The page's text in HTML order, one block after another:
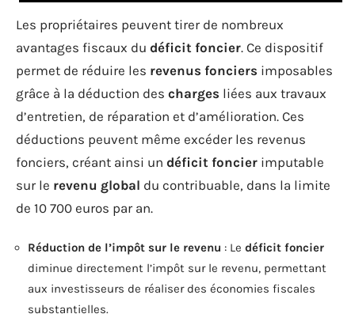
Les propriétaires peuvent tirer de nombreux
avantages fiscaux du déficit foncier. Ce dispositif
permet de réduire les revenus fonciers imposables
grâce à la déduction des charges liées aux travaux
d’entretien, de réparation et d’amélioration. Ces
déductions peuvent même excéder les revenus
fonciers, créant ainsi un déficit foncier imputable
sur le revenu global du contribuable, dans la limite
de 10 700 euros par an.
Réduction de l’impôt sur le revenu : Le déficit foncier
diminue directement l’impôt sur le revenu, permettant
aux investisseurs de réaliser des économies fiscales
substantielles.